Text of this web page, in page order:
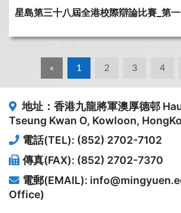
星島第三十八屆全港校際辯論比賽_第
« 1 2 3 4
地址：香港九龍將軍澳厚德邨
Tseung Kwan O, Kowloon,
電話(TEL): (852) 2702-7102
傳真(FAX): (852) 2702-7370
電郵(EMAIL):
Office)